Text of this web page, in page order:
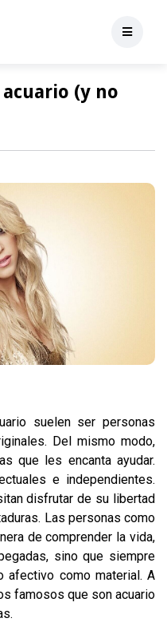
(y no
suelen ser personas
Del mismo modo,
que les encanta ayudar.
e independientes.
disfrutar de su libertad
Las personas como
de comprender la vida,
sino que siempre
afectivo como material. A
famosos que son acuario